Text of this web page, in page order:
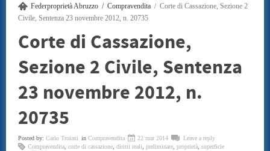
SENTENZE
CONSUMATORI
GALLERIA NICOLA DANIORE
ARTISTI
PATRIMONIO ARTISTICO
TRADIZIONI GASTRONOMICHE
STAMPE LITOGRAFIE E SERIGRAFIE
INFORMATICA ED INCHIOSTRI
TERMOIDRAULICA
FINANZIAMENTI
EVENTI
Federproprietà Abruzzo Compravendita
Corte di Cassazione, Sezione 2
Civile, Sentenza 23 novembre 2012, n. 20735
Corte di Cassazione,
Sezione 2 Civile, Sentenza
23 novembre 2012, n.
20735
Posted by: Carlo Troiani in Compravendita 22 mar 2014
Leave a reply
Compravendita corte di cassazione diritti reali preliminare proprietà superficie